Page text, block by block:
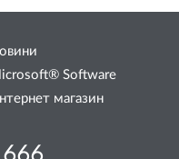
Software
магазин